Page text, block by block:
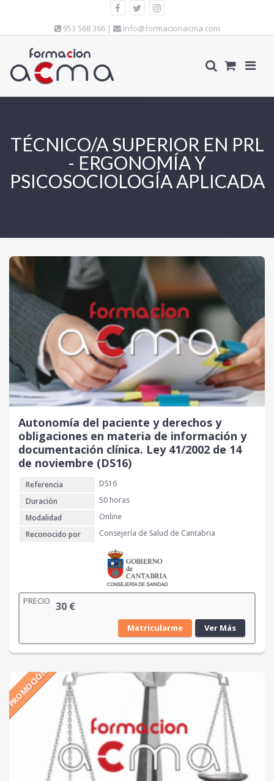
953 568 366 | info@formacionacma.com
TÉCNICO/A SUPERIOR EN PRL
- ERGONOMÍA Y
PSICOSOCIOLOGÍA APLICADA
Autonomía del paciente y derechos y
obligaciones en materia de información y
documentación clínica. Ley 41/2002 de 14
de noviembre (DS16)
Referencia
DS16
Duración
50 horas
Modalidad
Online
Reconocido por
Consejería de Salud de Cantabria
PRECIO 30 €
Matricularme Ver Más
PROMOCIÓN